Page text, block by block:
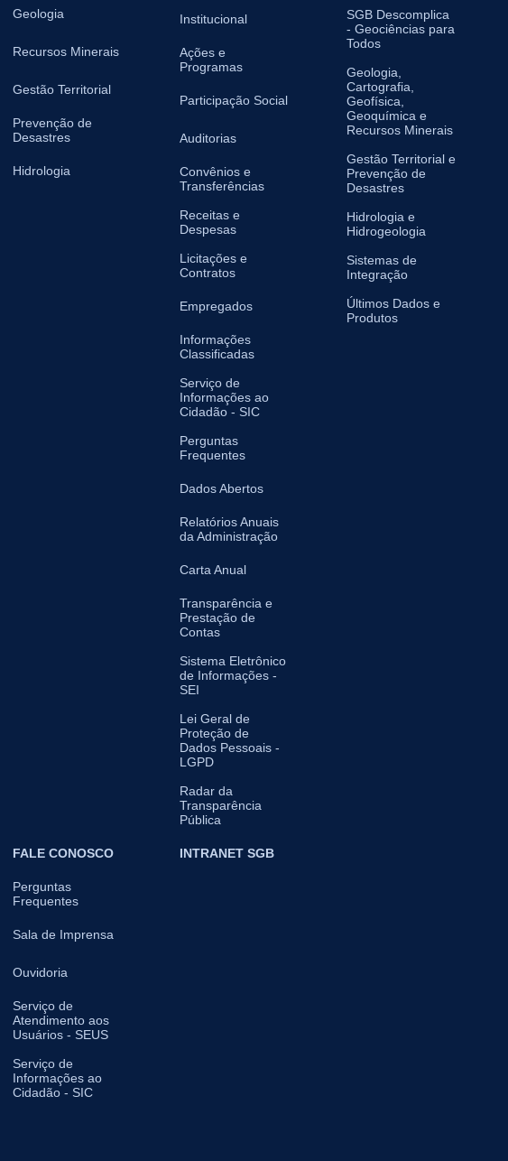
Geologia
Recursos Minerais
Gestão Territorial
Prevenção de
Desastres
Hidrologia
Institucional
Ações e
Programas
Participação Social
Auditorias
Convênios e
Transferências
Receitas e
Despesas
Licitações e
Contratos
Empregados
Informações
Classificadas
Serviço de
Informações ao
Cidadão - SIC
Perguntas
Frequentes
Dados Abertos
Relatórios Anuais
da Administração
Carta Anual
Transparência e
Prestação de
Contas
Sistema Eletrônico
de Informações -
SEI
Lei Geral de
Proteção de
Dados Pessoais -
LGPD
Radar da
Transparência
Pública
SGB Descomplica
- Geociências para
Todos
Geologia,
Cartografia,
Geofísica,
Geoquímica e
Recursos Minerais
Gestão Territorial e
Prevenção de
Desastres
Hidrologia e
Hidrogeologia
Sistemas de
Integração
Últimos Dados e
Produtos
FALE CONOSCO
Perguntas
Frequentes
Sala de Imprensa
Ouvidoria
Serviço de
Atendimento aos
Usuários - SEUS
Serviço de
Informações ao
Cidadão - SIC
INTRANET SGB